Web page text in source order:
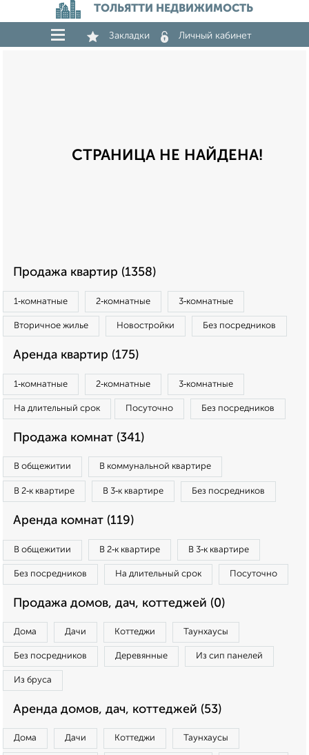
ТОЛЬЯТТИ НЕДВИЖИМОСТЬ
Закладки Личный кабинет
СТРАНИЦА НЕ НАЙДЕНА!
Продажа квартир (1358)
1‑комнатные 2‑комнатные 3‑комнатные
Вторичное жилье Новостройки Без посредников
Аренда квартир (175)
1‑комнатные 2‑комнатные 3‑комнатные
На длительный срок Посуточно Без посредников
Продажа комнат (341)
В общежитии В коммунальной квартире
В 2‑к квартире В 3‑к квартире Без посредников
Аренда комнат (119)
В общежитии В 2‑к квартире В 3‑к квартире
Без посредников На длительный срок Посуточно
Продажа домов, дач, коттеджей (0)
Дома Дачи Коттеджи Таунхаусы
Без посредников Деревянные Из сип панелей
Из бруса
Аренда домов, дач, коттеджей (53)
Дома Дачи Коттеджи Таунхаусы